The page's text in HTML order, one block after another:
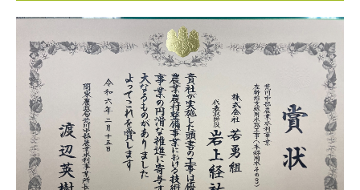
新卒採用
中途採用
現場作業員
お問合せ
個人情報保護方針